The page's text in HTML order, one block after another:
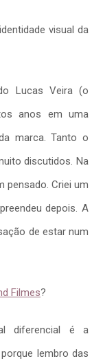
visual da
Lucas Veira (o
anos em uma
marca. Tanto o
discutidos. Na
pensado. Criei um
depois. A
de estar num
Filmes?
diferencial é a
lembro das